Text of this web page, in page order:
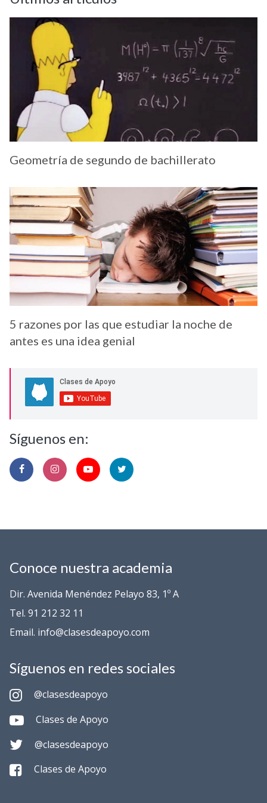
Geometría de segundo de bachillerato
5 razones por las que estudiar la noche de
antes es una idea genial
Síguenos en:
Conoce nuestra academia
Dir. Avenida Menéndez Pelayo 83, 1º A
Tel. 91 212 32 11
Email. info@clasesdeapoyo.com
Síguenos en redes sociales
@clasesdeapoyo
Clases de Apoyo
@clasesdeapoyo
Clases de Apoyo